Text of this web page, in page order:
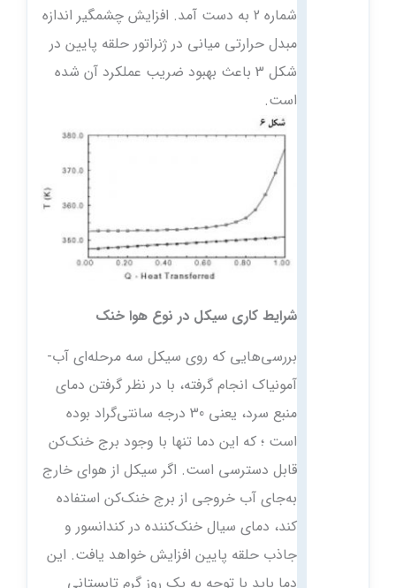
شماره 2 به دست آمد. افزایش چشمگیر اندازه
مبدل حرارتی میانی در ژنراتور حلقه پایین در
شکل 3 باعث بهبود ضریب عملکرد آن شده
است.
شرایط کاری سیکل در نوع هوا خنک
بررسی‌هایی که روی سیکل سه مرحله‌ای آب-
آمونیاک انجام گرفته، با در نظر گرفتن دمای
منبع سرد، یعنی 30 درجه سانتی‌گراد بوده
است ؛ که این دما تنها با وجود برج خنک‌کن
قابل دسترسی است. اگر سیکل از هوای خارج
به‌جای آب خروجی از برج خنک‌کن استفاده
کند، دمای سیال خنک‌کننده در کندانسور و
جاذب حلقه پایین افزایش خواهد یافت. این
دما باید با توجه به یک روز گرم تابستانی